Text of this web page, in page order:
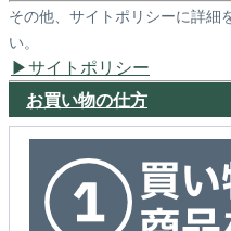
その他、サイトポリシーに詳細
い。
サイトポリシー
お買い物の仕方